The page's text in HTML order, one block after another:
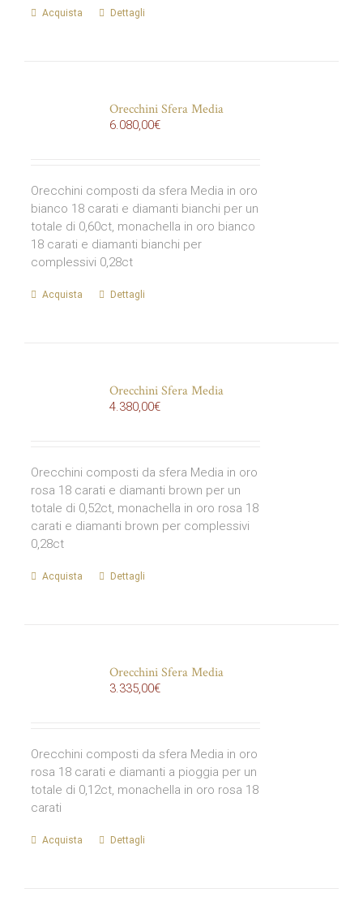
Acquista Dettagli
Orecchini Sfera Media
6.080,00€
Orecchini composti da sfera Media in oro
bianco 18 carati e diamanti bianchi per un
totale di 0,60ct, monachella in oro bianco
18 carati e diamanti bianchi per
complessivi 0,28ct
Acquista Dettagli
Orecchini Sfera Media
4.380,00€
Orecchini composti da sfera Media in oro
rosa 18 carati e diamanti brown per un
totale di 0,52ct, monachella in oro rosa 18
carati e diamanti brown per complessivi
0,28ct
Acquista Dettagli
Orecchini Sfera Media
3.335,00€
Orecchini composti da sfera Media in oro
rosa 18 carati e diamanti a pioggia per un
totale di 0,12ct, monachella in oro rosa 18
carati
Acquista Dettagli